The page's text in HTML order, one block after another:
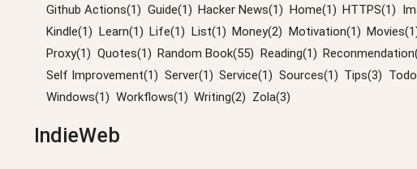
Github Actions(1) Guide(1) Hacker News(1) Home(1) HTTPS(1)
Kindle(1) Learn(1) Life(1) List(1) Money(2) Motivation(1)
Proxy(1) Quotes(1) Random Book(55) Reading(1)
Self Improvement(1) Server(1) Service(1) Sources(1) Tips(3)
Windows(1) Workflows(1) Writing(2) Zola(3)
IndieWeb